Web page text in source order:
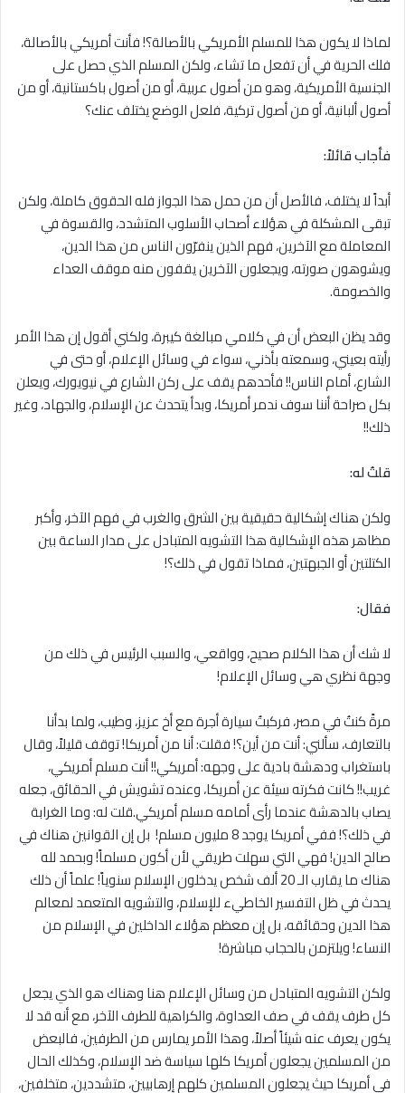
لماذا ﻻ يكون هذا للمسلم الأمريكي بالأصالة؟! فأنت أمريكي بالأصالة،
فلك الحرية في أن تفعل ما تشاء، ولكن المسلم الذي حصل على
الجنسية الأمريكية، وهو من أصول عربية، أو من أصول باكستانية، أو من
أصول ألبانية، أو من أصول تركية، فلعل الوضع يختلف عنك؟
فأجاب قائلاً:
أبداً ﻻ يختلف، فالأصل أن من حمل هذا الجواز فله الحقوق كاملة، ولكن
تبقى المشكلة في هؤلاء أصحاب الأسلوب المتشدد، والقسوة في
المعاملة مع الآخرين، فهم الذين ينفرّون الناس من هذا الدين،
ويشوهون صورته، ويجعلون الآخرين يقفون منه موقف العداء
والخصومة.
وقد يظن البعض أن في كلامي مبالغة كيبرة، ولكني أقول إن هذا الأمر
رأيته بعيني، وسمعته بأذني، سواء في وسائل الإعلام، أو حتى في
الشارع، أمام الناس!! فأحدهم يقف على ركن الشارع في نيويورك، ويعلن
بكل صراحة أننا سوف ندمر أمريكا، وبدأ يتحدث عن الإسلام، والجهاد، وغير
ذلك!!
قلتُ له:
ولكن هناك إشكالية حقيقية بين الشرق والغرب في فهم الآخر، وأكبر
مظاهر هذه الإشكالية هذا التشويه المتبادل على مدار الساعة بين
الكتلتين أو الجبهتين، فماذا تقول في ذلك؟!
فقال:
لا شك أن هذا الكلام صحيح، وواقعي، والسبب الرئيس في ذلك من
وجهة نظري هي وسائل الإعلام!
مرةً كنتُ في مصر، فركبتُ سيارة أجرة مع أخ عزيز، وطيب، ولما بدأنا
بالتعارف، سألني: أنت من أين؟! فقلت: أنا من أمريكا! توقف قليلاً، وقال
باستغراب ودهشة بادية على وجهه: أمريكي!! أنت مسلم أمريكي،
غريب!! كانت فكرته سيئة عن أمريكا، وعنده تشويش في الحقائق، جعله
يصاب بالدهشة عندما رأى أمامه مسلم أمريكي.قلت له: وما الغرابة
في ذلك؟! ففي أمريكا يوجد 8 مليون مسلم! بل إن القوانين هناك في
صالح الدين! فهي التي سهلت طريقي لأن أكون مسلماً! وبحمد لله
هناك ما يقارب الـ 20 ألف شخص يدخلون الإسلام سنوياً! علماً أن ذلك
يحدث في ظل التفسير الخاطيء للإسلام، والتشويه المتعمد لمعالم
هذا الدين وحقائقه، بل إن معظم هؤلاء الداخلين في الإسلام من
النساء! ويلتزمن بالحجاب مباشرة!
ولكن التشويه المتبادل من وسائل الإعلام هنا وهناك هو الذي يجعل
كل طرف يقف في صف العداوة، والكراهية للطرف الآخر، مع أنه قد لا
يكون يعرف عنه شيئاً أصلاً، وهذا الأمر يمارس من الطرفين، فالبعض
من المسلمين يجعلون أمريكا كلها سياسة ضد الإسلام، وكذلك الحال
في أمريكا حيث يجعلون المسلمين كلهم إرهابيين، متشددين، متخلفين،